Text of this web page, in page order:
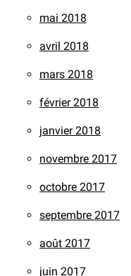
mai 2018
avril 2018
mars 2018
février 2018
janvier 2018
novembre 2017
octobre 2017
septembre 2017
août 2017
juin 2017